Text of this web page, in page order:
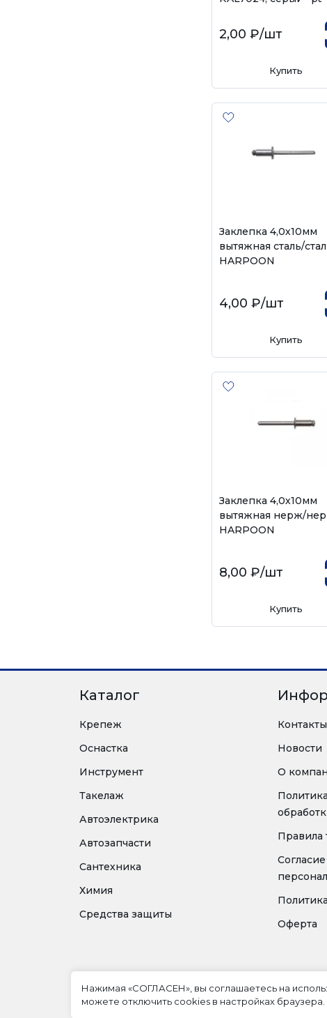
2,00 ₽/шт
Купить
Заклепка 4,0х10мм
вытяжная сталь/
HARPOON
4,00 ₽/шт
Купить
Заклепка 4,0х10мм
вытяжная нерж/
HARPOON
8,00 ₽/шт
Купить
Каталог
Крепеж
Оснастка
Инструмент
Такелаж
Автоэлектрика
Автозапчасти
Сантехника
Химия
Средства защиты
Контакты
Новости
О
Правила
Оферта
Нажимая «СОГЛАСЕН», вы соглашаетесь на
можете отключить cookies в настройках браузера.